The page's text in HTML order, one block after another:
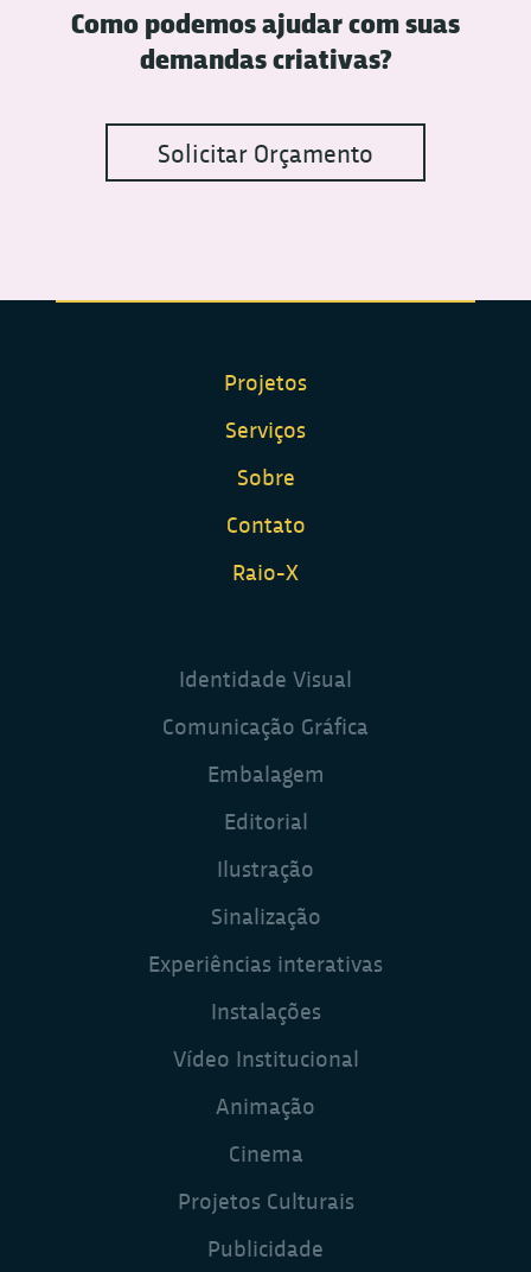
Como podemos ajudar com suas
demandas criativas?
Solicitar Orçamento
Projetos
Serviços
Sobre
Contato
Raio-X
Identidade Visual
Comunicação Gráfica
Embalagem
Editorial
Ilustração
Sinalização
Experiências interativas
Instalações
Vídeo Institucional
Animação
Cinema
Projetos Culturais
Publicidade